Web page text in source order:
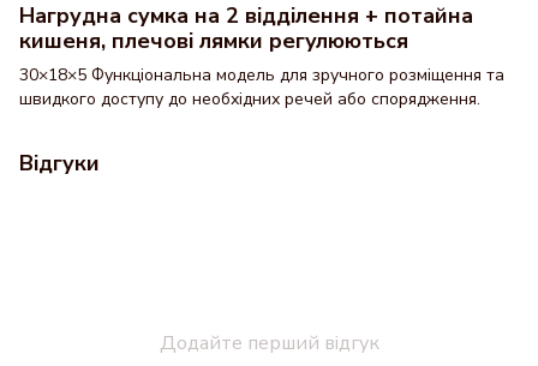
Нагрудна сумка на 2 відділення + потайна
кишеня, плечові лямки регулюються
30×18×5 Функціональна модель для зручного розміщення та
швидкого доступу до необхідних речей або спорядження.
Відгуки
Додайте перший відгук